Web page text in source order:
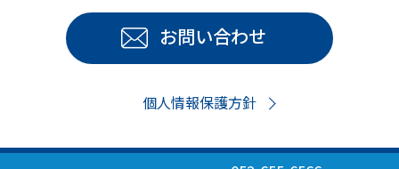
お問い合わせ
個人情報保護方針